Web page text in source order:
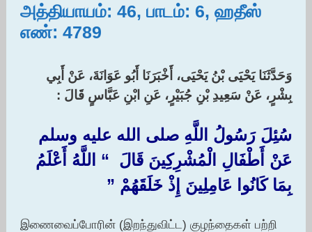
அத்தியாயம்: 46, பாடம்: 6, ஹதீஸ்
எண்: 4789
وَحَدَّثَنَا يَحْيَى بْنُ يَحْيَى، أَخْبَرَنَا أَبُو عَوَانَةَ، عَنْ أَبِي
بِشْرٍ، عَنْ سَعِيدِ بْنِ جُبَيْرٍ، عَنِ ابْنِ عَبَّاسٍ قَالَ :‏
سُئِلَ رَسُولُ اللَّهِ صلى الله عليه وسلم
عَنْ أَطْفَالِ الْمُشْرِكِينَ قَالَ ‏ “‏ اللَّهُ أَعْلَمُ
بِمَا كَانُوا عَامِلِينَ إِذْ خَلَقَهُمْ ‏”‏ ‏‏
இணைவைப்போரின் (இறந்துவிட்ட) குழந்தைகள் பற்றி